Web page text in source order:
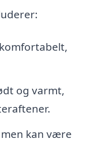
og varmt,
kan være